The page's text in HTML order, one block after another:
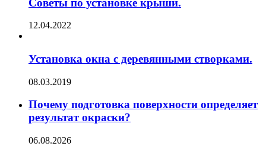
12.04.2022
Установка окна с деревянными створками.
08.03.2019
Почему подготовка поверхности определяет
результат окраски?
06.08.2026